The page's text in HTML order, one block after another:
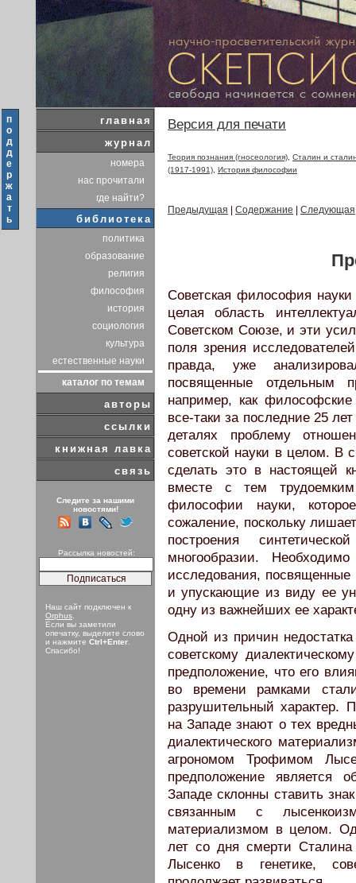
п
о
д
д
е
р
ж
а
т
ь
главная
журнал
номера
нас прочитали
где найти?
библиотека
политика
образование
религия
философия
история
социология
культура
естественные науки
каталог по темам
авторы
ссылки
книжная лавка
связь
Следите за нашими
новостями!
Рассылка новостей:
Наш сайт подключен к
Orphus
Если вы заметили
опечатку, выделите слово
и нажмите Ctrl+Enter
Спасибо!
Версия для печати
Теория познания (гносеология) Сталин и
(1917-1991) История философии
Предыдущая Содержание Следующая
Советская философия
целая область
Советском Союзе, и эти
поля зрения
правда, уже
посвященные отдельным
например, как
все-таки за последние 25
деталях проблему
советской науки в целом. В
сделать это в настоящей
вместе с тем
философии науки,
сожаление, поскольку
построения
многообразии.
исследования,
и упускающие из виду ее
одну из важнейших ее
Одной из причин
советскому
предположение, что его
во времени рамками
разрушительный характер.
на Западе знают о тех
диалектического
агрономом Трофимом
предположение является
Западе склонны ставить
связанным с
материализмом в целом.
лет со дня смерти
Лысенко в генетике,